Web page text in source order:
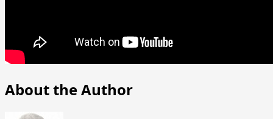
About the Author